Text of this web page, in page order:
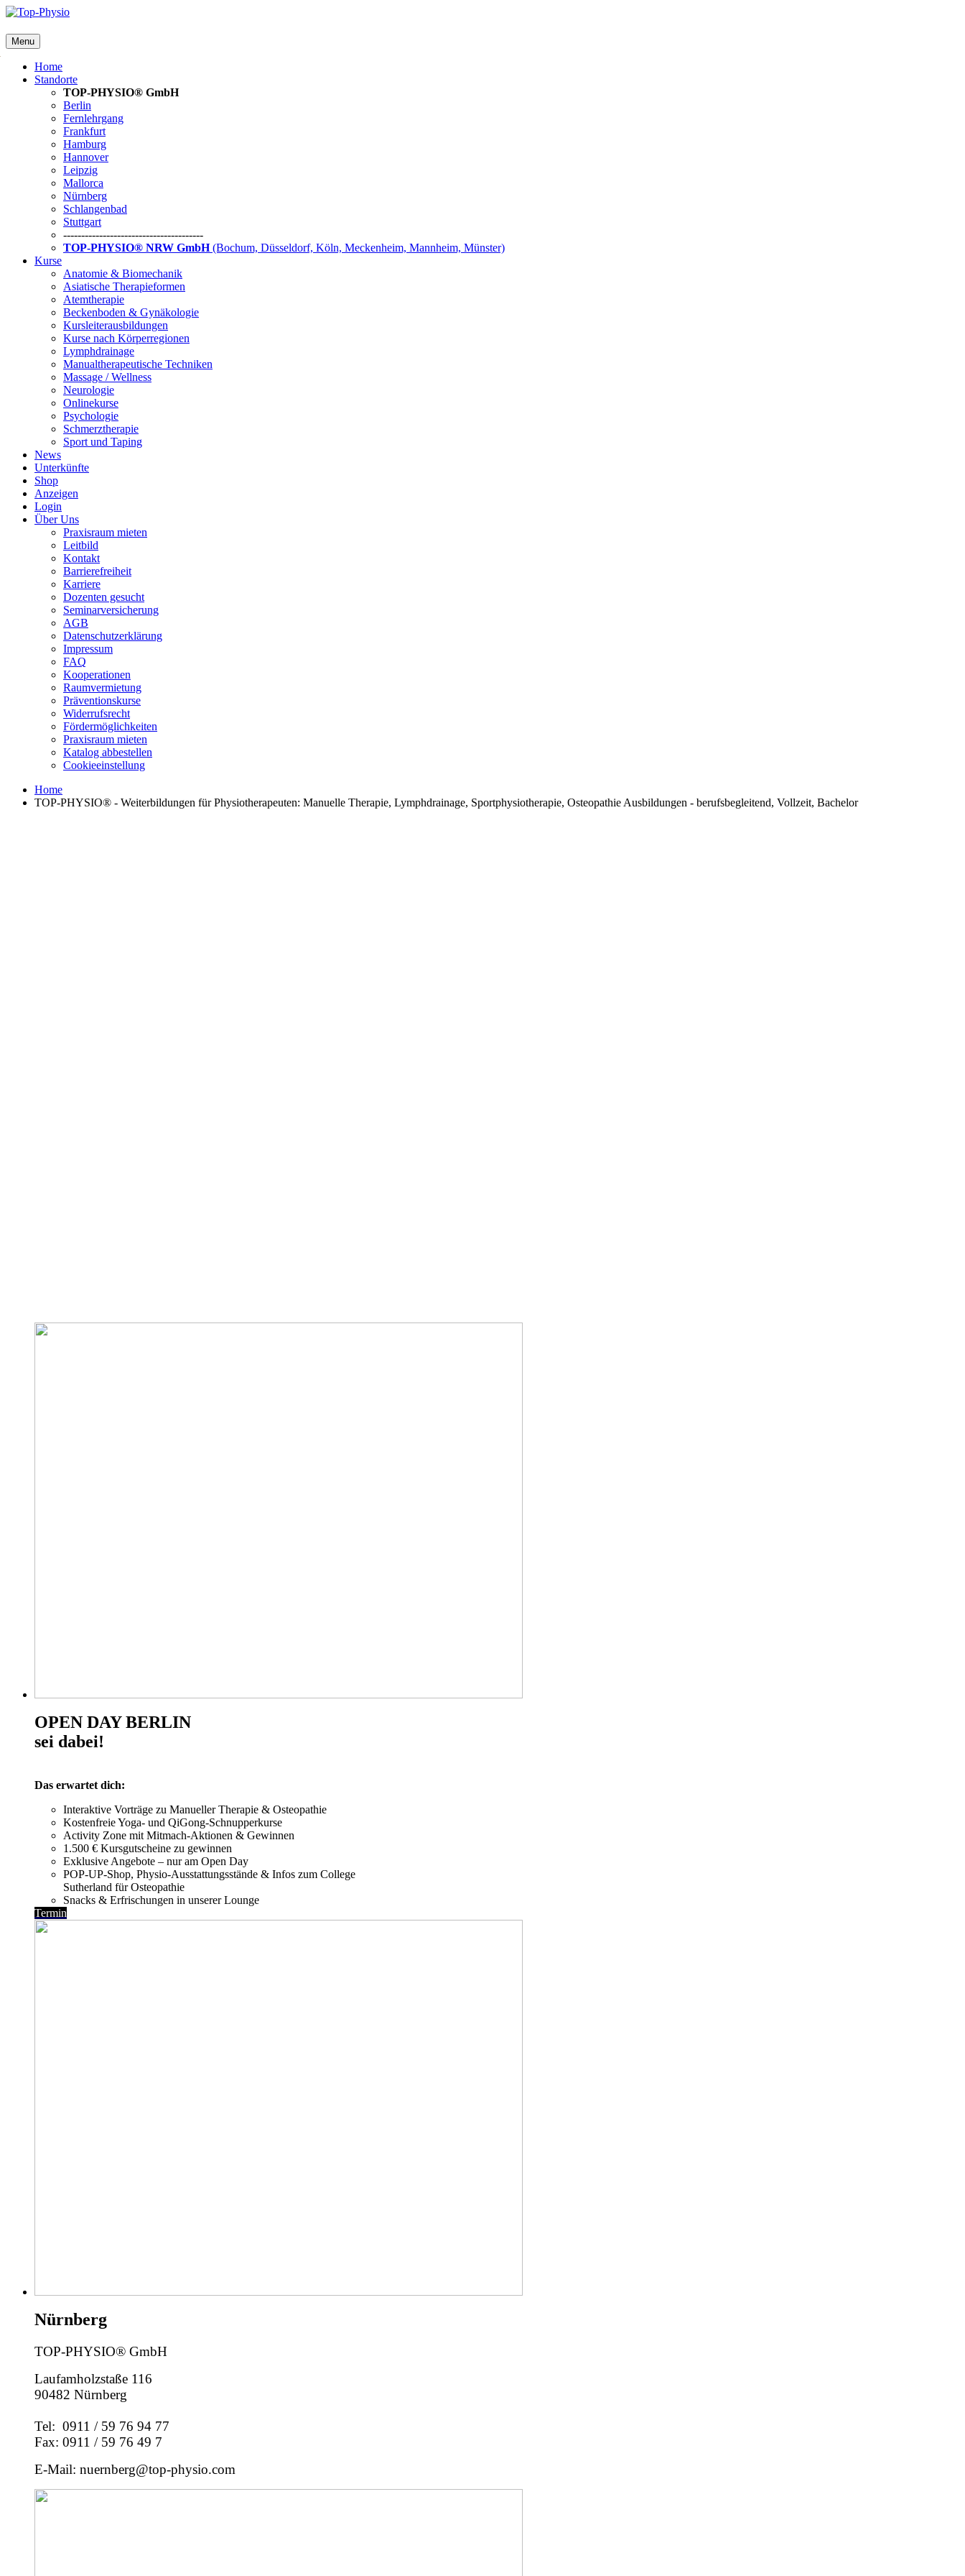
Menu
Home
Standorte
TOP-PHYSIO® GmbH
Berlin
Fernlehrgang
Frankfurt
Hamburg
Hannover
Leipzig
Mallorca
Nürnberg
Schlangenbad
Stuttgart
---------------------------------------
TOP-PHYSIO® NRW GmbH(Bochum, Düsseldorf, Köln, Meckenheim, Mannheim, Münster)
Kurse
Anatomie & Biomechanik
Asiatische Therapieformen
Atemtherapie
Beckenboden & Gynäkologie
Kursleiterausbildungen
Kurse nach Körperregionen
Lymphdrainage
Manualtherapeutische Techniken
Massage / Wellness
Neurologie
Onlinekurse
Psychologie
Schmerztherapie
Sport und Taping
News
Unterkünfte
Shop
Anzeigen
Login
Über Uns
Praxisraum mieten
Leitbild
Kontakt
Barrierefreiheit
Karriere
Dozenten gesucht
Seminarversicherung
AGB
Datenschutzerklärung
Impressum
FAQ
Kooperationen
Raumvermietung
Präventionskurse
Widerrufsrecht
Fördermöglichkeiten
Praxisraum mieten
Katalog abbestellen
Cookieeinstellung
Home
TOP-PHYSIO® - Weiterbildungen für Physiotherapeuten: Manuelle Therapie, Lymphdrainage, Sportphysiotherapie, Osteopathie Ausbildungen - berufsbegleitend, Vollzeit, Bachelor
OPEN DAY BERLIN
sei dabei!
Das erwartet dich:
Interaktive Vorträge zu Manueller Therapie & Osteopathie
Kostenfreie Yoga- und QiGong-Schnupperkurse
Activity Zone mit Mitmach-Aktionen & Gewinnen
1.500 € Kursgutscheine zu gewinnen
Exklusive Angebote – nur am Open Day
POP-UP-Shop, Physio-Ausstattungsstände & Infos zum College
Sutherland für Osteopathie
Snacks & Erfrischungen in unserer Lounge
Termin
Nürnberg
TOP-PHYSIO® GmbH
Laufamholzstaße 116
90482 Nürnberg
Tel: 0911 / 59 76 94 77
Fax: 0911 / 59 76 49 7
E-Mail: nuernberg@top-physio.com